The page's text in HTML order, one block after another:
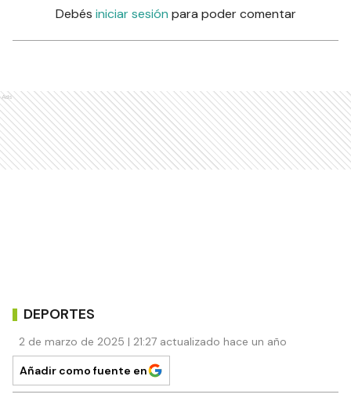
Debés iniciar sesión para poder comentar
Ads
DEPORTES
2 de marzo de 2025 | 21:27 actualizado hace un año
Añadir como fuente en